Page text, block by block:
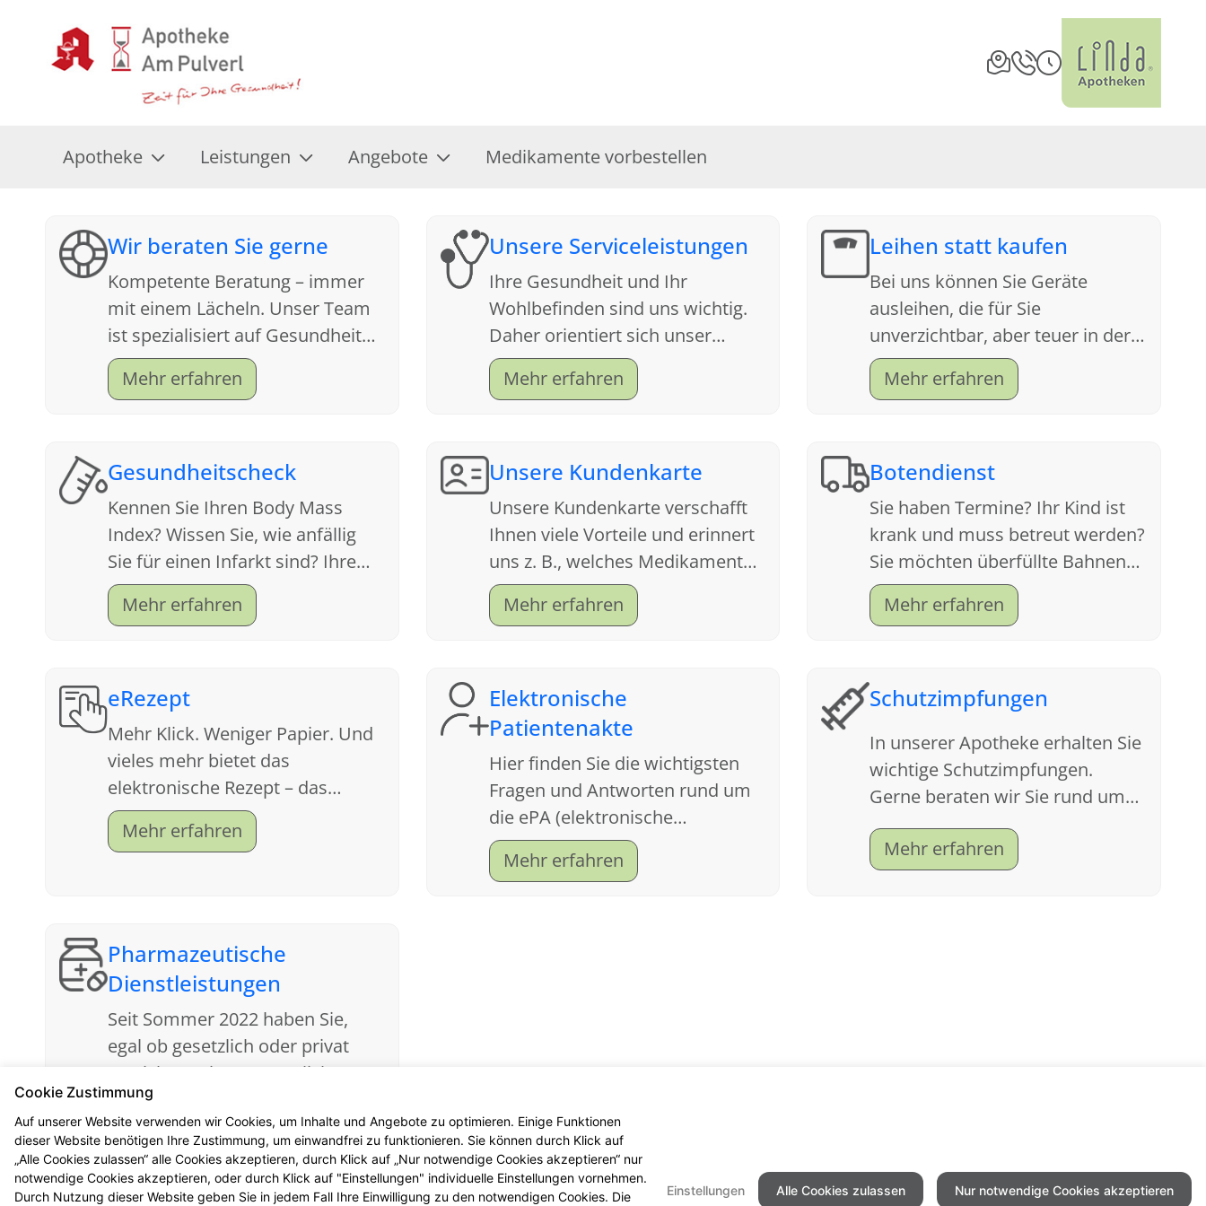
Apotheke Leistungen Angebote Medikamente vorbestellen
Wir beraten Sie gerne
Kompetente Beratung – immer
mit einem Lächeln. Unser Team
ist spezialisiert auf Gesundheit
und Kundenfreundlichkeit.
Mehr erfahren
Unsere Serviceleistungen
Ihre Gesundheit und Ihr
Wohlbefinden sind uns wichtig.
Daher orientiert sich unser
Service an Ihren Wünschen. Wir
freuen uns auf Ihren Besuch.
Mehr erfahren
Leihen statt kaufen
Bei uns können Sie Geräte
ausleihen, die für Sie
unverzichtbar, aber teuer in der
Anschaffung sind. Sprechen Sie
uns an, wir beraten Sie gern.
Mehr erfahren
Gesundheitscheck
Kennen Sie Ihren Body Mass
Index? Wissen Sie, wie anfällig
Sie für einen Infarkt sind? Ihre
Apotheke ist ein Servicecenter
für Gesundheit. Schauen Sie sich
Mehr erfahren
Unsere Kundenkarte
Unsere Kundenkarte verschafft
Ihnen viele Vorteile und erinnert
uns z. B., welches Medikament
Ihnen letztes Jahr bei der Grippe
geholfen hat.
Mehr erfahren
Botendienst
Sie haben Termine? Ihr Kind ist
krank und muss betreut werden?
Sie möchten überfüllte Bahnen
meiden und sich die
nervenzehrende Parkplatzsuche
Mehr erfahren
eRezept
Mehr Klick. Weniger Papier. Und
vieles mehr bietet das
elektronische Rezept – das
sogenannte eRezept. Lesen Sie
gerne unsere für Sie erstellten
Mehr erfahren
Elektronische
Patientenakte
Hier finden Sie die wichtigsten
Fragen und Antworten rund um
die ePA (elektronische
Patientenakte).
Mehr erfahren
Schutzimpfungen
In unserer Apotheke erhalten Sie
wichtige Schutzimpfungen.
Gerne beraten wir Sie rund um
das Thema Impfungen und
impfen Sie gegen Grippe
(Influenza) und Corona (COVID-
Mehr erfahren
Pharmazeutische
Dienstleistungen
Seit Sommer 2022 haben Sie,
egal ob gesetzlich oder privat
versichert, einen gesetzlichen
Anspruch auf neue
pharmazeutische
Dienstleistungen. Hier finden Sie
unsere Angebote zu diesem
Mehr erfahren
Cookie Zustimmung
Auf unserer Website verwenden wir Cookies, um Inhalte und Angebote zu optimieren. Einige Funktionen
dieser Website benötigen Ihre Zustimmung, um einwandfrei zu funktionieren. Sie können durch Klick auf
„Alle Cookies zulassen“ alle Cookies akzeptieren, durch Klick auf „Nur notwendige Cookies akzeptieren“ nur
notwendige Cookies akzeptieren, oder durch Klick auf "Einstellungen" individuelle Einstellungen vornehmen.
Durch Nutzung dieser Website geben Sie in jedem Fall Ihre Einwilligung zu den notwendigen Cookies. Die
Einstellungen Alle Cookies zulassen Nur notwendige Cookies akzeptieren